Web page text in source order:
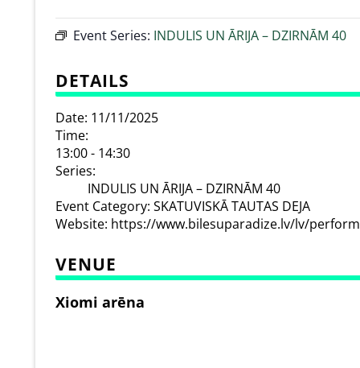
Event Series: INDULIS UN ĀRIJA – DZIRNĀM 40
DETAILS
Date: 11/11/2025
Time:
13:00 - 14:30
Series:
INDULIS UN ĀRIJA – DZIRNĀM 40
Event Category: SKATUVISKĀ TAUTAS DEJA
Website: https://www.bilesuparadize.lv/lv/
VENUE
Xiomi arēna